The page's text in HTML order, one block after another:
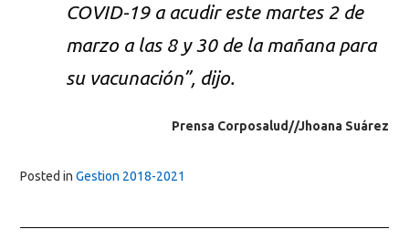
COVID-19 a acudir este martes 2 de
marzo a las 8 y 30 de la mañana para
su vacunación”, dijo.
Prensa Corposalud//Jhoana Suárez
Posted in Gestion 2018-2021